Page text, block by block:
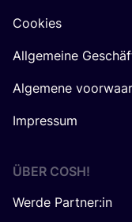
Cookies
Allgemeine
Algemene
Impressum
ÜBER COSH!
Werde Partner:in